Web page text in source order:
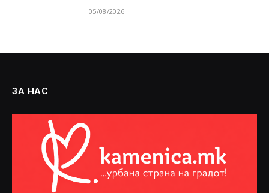
05/08/2026
ЗА НАС